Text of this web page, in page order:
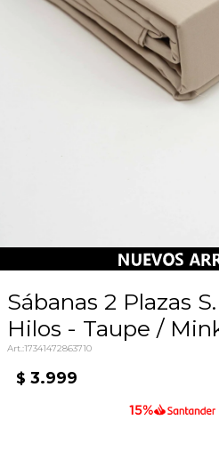
Sábanas 2 Plazas
Hilos - Taupe /
17341472863710
$ 3.999